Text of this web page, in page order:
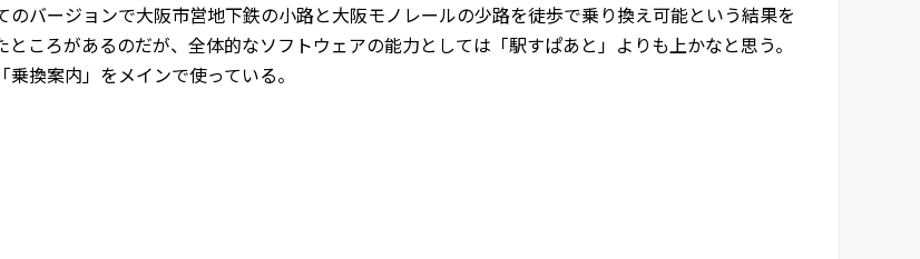
のバージョンで大阪市営地下鉄の小路と大阪モノレールの少路を徒歩で乗り換え可能という結果を
ところがあるのだが、全体的なソフトウェアの能力としては「駅すぱあと」よりも上かなと思う。
換案内」をメインで使っている。